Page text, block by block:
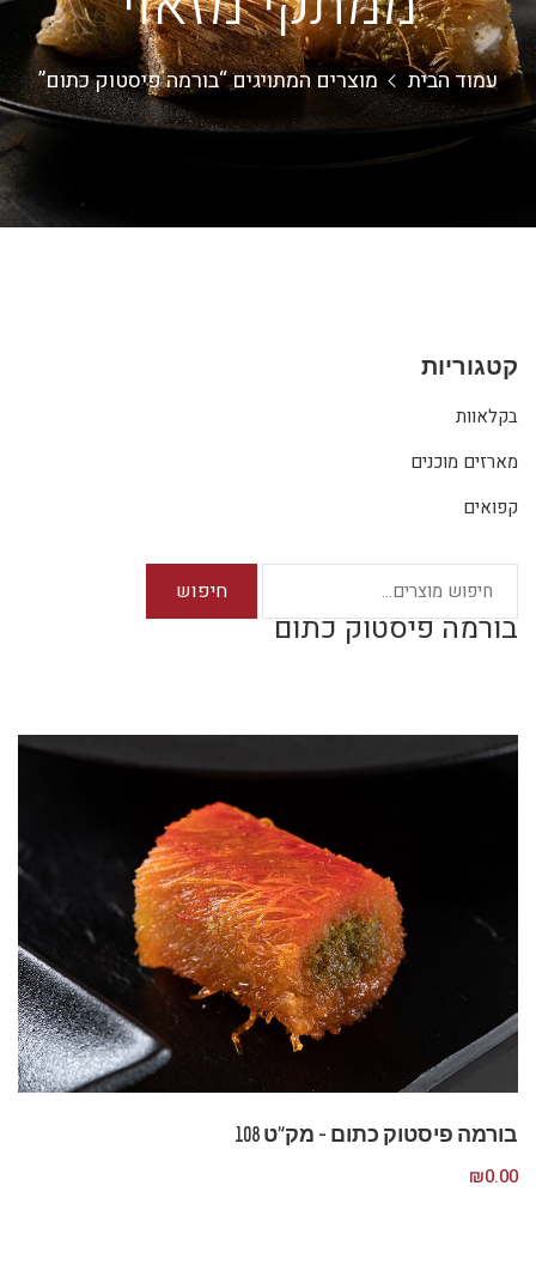
עמוד הבית מוצרים המתויגים “בורמה פיסטוק כתום”
קטגוריות
בקלאוות
מארזים מוכנים
קפואים
חיפוש
בורמה פיסטוק כתום
בורמה פיסטוק כתום – מק”ט 108
₪0.00